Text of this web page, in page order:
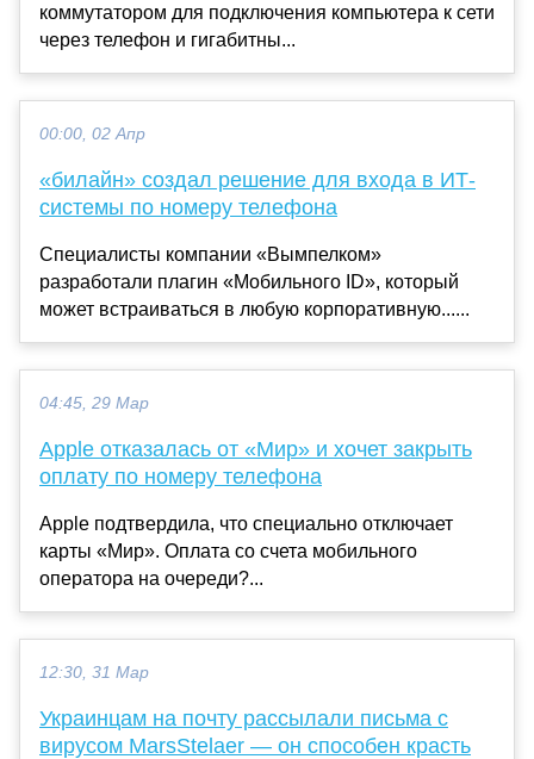
коммутатором для подключения компьютера к сети
через телефон и гигабитны...
00:00, 02 Апр
«билайн» создал решение для входа в ИТ-
системы по номеру телефона
Специалисты компании «Вымпелком»
разработали плагин «Мобильного ID», который
может встраиваться в любую корпоративную......
04:45, 29 Мар
Apple отказалась от «Мир» и хочет закрыть
оплату по номеру телефона
Apple подтвердила, что специально отключает
карты «Мир». Оплата со счета мобильного
оператора на очереди?...
12:30, 31 Мар
Украинцам на почту рассылали письма с
вирусом MarsStelaer — он способен красть